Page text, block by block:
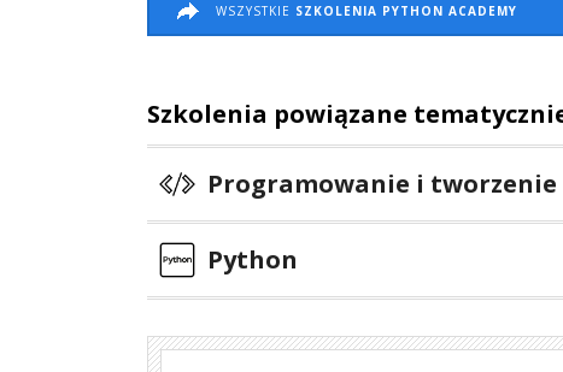
WSZYSTKIE SZKOLENIA PYTHON ACADEMY
Szkolenia powiązane
Programowanie i
Python